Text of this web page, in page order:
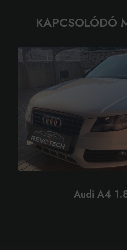
KAPCSOLÓDÓ
Audi A4